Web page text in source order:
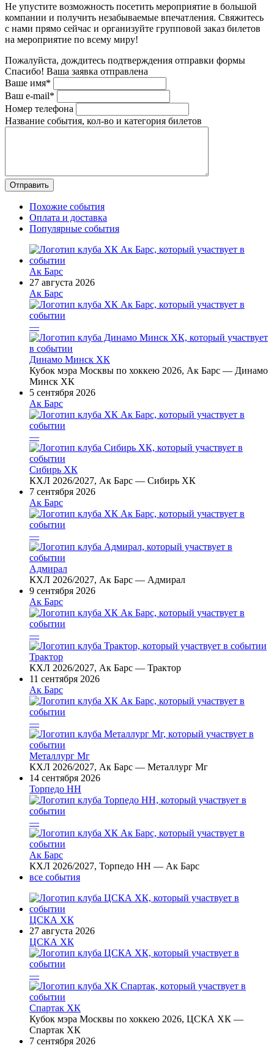
Не упустите возможность посетить мероприятие в большой
компании и получить незабываемые впечатления. Свяжитесь
с нами прямо сейчас и организуйте групповой заказ билетов
на мероприятие по всему миру!
Пожалуйста, дождитесь подтверждения отправки формы
Спасибо! Ваша заявка отправлена
Ваше имя*
Ваш e-mail*
Номер телефона
Название события, кол-во и категория билетов
Похожие события
Оплата и доставка
Популярные события
Ак Барс
27 августа 2026
Ак Барс
—
Динамо Минск ХК
Кубок мэра Москвы по хоккею 2026, Ак Барс — Динамо
Минск ХК
5 сентября 2026
Ак Барс
—
Сибирь ХК
КХЛ 2026/2027, Ак Барс — Сибирь ХК
7 сентября 2026
Ак Барс
—
Адмирал
КХЛ 2026/2027, Ак Барс — Адмирал
9 сентября 2026
Ак Барс
—
Трактор
КХЛ 2026/2027, Ак Барс — Трактор
11 сентября 2026
Ак Барс
—
Металлург Мг
КХЛ 2026/2027, Ак Барс — Металлург Мг
14 сентября 2026
Торпедо НН
—
Ак Барс
КХЛ 2026/2027, Торпедо НН — Ак Барс
все события
ЦСКА ХК
27 августа 2026
ЦСКА ХК
—
Спартак ХК
Кубок мэра Москвы по хоккею 2026, ЦСКА ХК —
Спартак ХК
7 сентября 2026